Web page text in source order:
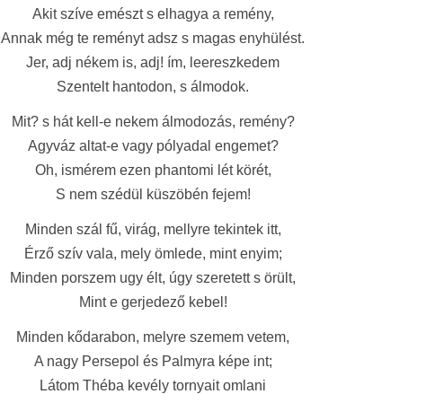
Akit szíve emészt s elhagya a remény,
Annak még te reményt adsz s magas enyhülést.
Jer, adj nékem is, adj! ím, leereszkedem
Szentelt hantodon, s álmodok.
Mit? s hát kell-e nekem álmodozás, remény?
Agyváz altat-e vagy pólyadal engemet?
Oh, ismérem ezen phantomi lét körét,
S nem szédül küszöbén fejem!
Minden szál fű, virág, mellyre tekintek itt,
Érző szív vala, mely ömlede, mint enyim;
Minden porszem ugy élt, úgy szeretett s örült,
Mint e gerjedező kebel!
Minden kődarabon, melyre szemem vetem,
A nagy Persepol és Palmyra képe int;
Látom Théba kevély tornyait omlani